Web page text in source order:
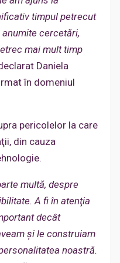
timpul petrecut
cercetări,
mai mult timp
Daniela
în domeniul
pericolelor la care
din cauza
multă, despre
A fi în atenţia
decât
şi le construiam
noastră.